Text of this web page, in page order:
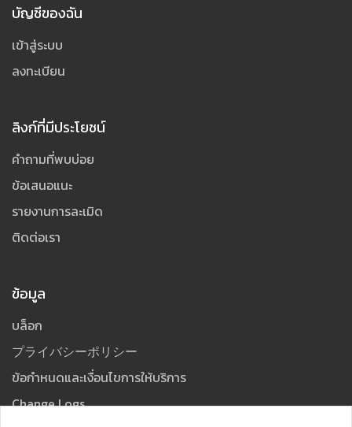
บัญชีของฉัน
เข้าสู่ระบบ
ลงทะเบียน
ลิงก์ที่มีประโยชน์
คำถามที่พบบ่อย
ข้อเสนอแนะ
รายงานการละเมิด
ติดต่อเรา
ข้อมูล
บล็อก
プライバシーポリシー
ข้อกำหนดและเงื่อนไขการให้บริการ
Change Logs